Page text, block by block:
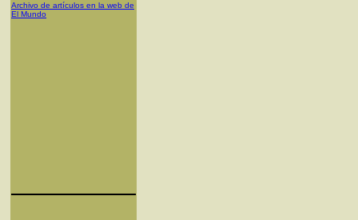
Archivo de artículos en la web de
El Mundo